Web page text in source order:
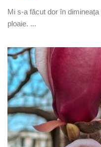
Mi s-a făcut dor în
ploaie. ...